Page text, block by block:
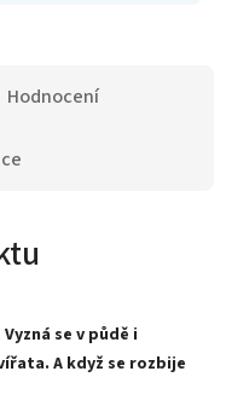
Hodnocení
se v půdě i
A když se rozbije